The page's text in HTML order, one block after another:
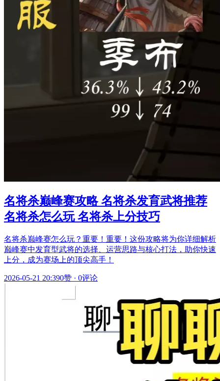
名将杀巅峰赛攻略 名将杀发育武将推荐
名将杀怎么玩 名将杀上分技巧
名将杀巅峰赛怎么玩？重要！重要！这份攻略将为你详细解析
巅峰赛中发育型武将的选择、运营思路与核心打法，助你快速
上分，成为赛场上的顶尖高手！
2026-05-21 20:390赞 · 0评论